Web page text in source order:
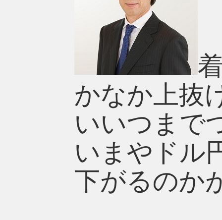
かなか上抜
いいつまで
いまやドル
下がるのか